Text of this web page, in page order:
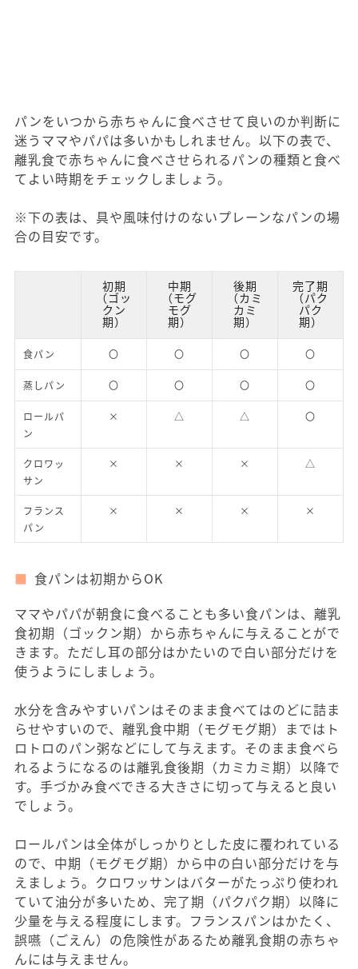
パンをいつから赤ちゃんに食べさせて良いのか判断に
迷うママやパパは多いかもしれません。以下の表で、
離乳食で赤ちゃんに食べさせられるパンの種類と食べ
てよい時期をチェックしましょう。
※下の表は、具や風味付けのないプレーンなパンの場
合の目安です。
初期
（ゴッ
クン
期）
中期
（モグ
モグ
期）
後期
（カミ
カミ
期）
完了期
（パク
パク
期）
食パン 〇 〇 〇 〇
蒸しパン 〇 〇 〇 〇
ロールパ
ン
× △ △ 〇
クロワッ
サン
× × × △
フランス
パン
× × × ×
食パンは初期からOK
ママやパパが朝食に食べることも多い食パンは、離乳
食初期（ゴックン期）から赤ちゃんに与えることがで
きます。ただし耳の部分はかたいので白い部分だけを
使うようにしましょう。
水分を含みやすいパンはそのまま食べてはのどに詰ま
らせやすいので、離乳食中期（モグモグ期）まではト
ロトロのパン粥などにして与えます。そのまま食べら
れるようになるのは離乳食後期（カミカミ期）以降で
す。手づかみ食べできる大きさに切って与えると良い
でしょう。
ロールパンは全体がしっかりとした皮に覆われている
ので、中期（モグモグ期）から中の白い部分だけを与
えましょう。クロワッサンはバターがたっぷり使われ
ていて油分が多いため、完了期（パクパク期）以降に
少量を与える程度にします。フランスパンはかたく、
誤嚥（ごえん）の危険性があるため離乳食期の赤ちゃ
んには与えません。